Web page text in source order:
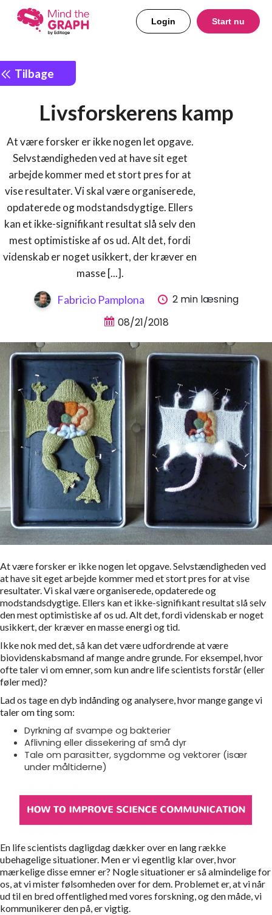
Login Start nu
Tilbage
Livsforskerens kamp
At være forsker er ikke nogen let opgave.
Selvstændigheden ved at have sit eget
arbejde kommer med et stort pres for at
vise resultater. Vi skal være organiserede,
opdaterede og modstandsdygtige. Ellers
kan et ikke-signifikant resultat slå selv den
mest optimistiske af os ud. Alt det, fordi
videnskab er noget usikkert, der kræver en
masse [...].
Fabricio Pamplona
2 min læsning
08/21/2018
At være forsker er ikke nogen let opgave. Selvstændigheden ved
at have sit eget arbejde kommer med et stort pres for at vise
resultater. Vi skal være organiserede, opdaterede og
modstandsdygtige. Ellers kan et ikke-signifikant resultat slå selv
den mest optimistiske af os ud. Alt det, fordi videnskab er noget
usikkert, der kræver en masse energi og tid.
Ikke nok med det, så kan det være udfordrende at være
biovidenskabsmand af mange andre grunde. For eksempel, hvor
ofte taler vi om emner, som kun andre life scientists forstår (eller
føler med)?
Lad os tage en dyb indånding og analysere, hvor mange gange vi
taler om ting som:
Dyrkning af svampe og bakterier
Aflivning eller dissekering af små dyr
Tale om parasitter, sygdomme og vektorer (især
under måltiderne)
En life scientists dagligdag dækker over en lang række
ubehagelige situationer. Men er vi egentlig klar over, hvor
mærkelige disse emner er? Nogle situationer er så almindelige for
os, at vi mister følsomheden over for dem. Problemet er, at vi når
ud til en bred offentlighed med vores forskning, og den måde, vi
kommunikerer den på, er vigtig.